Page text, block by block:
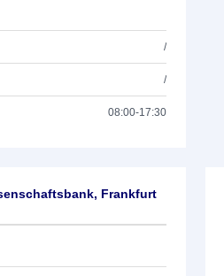
/
/
08:00-17:30
Frankfurt